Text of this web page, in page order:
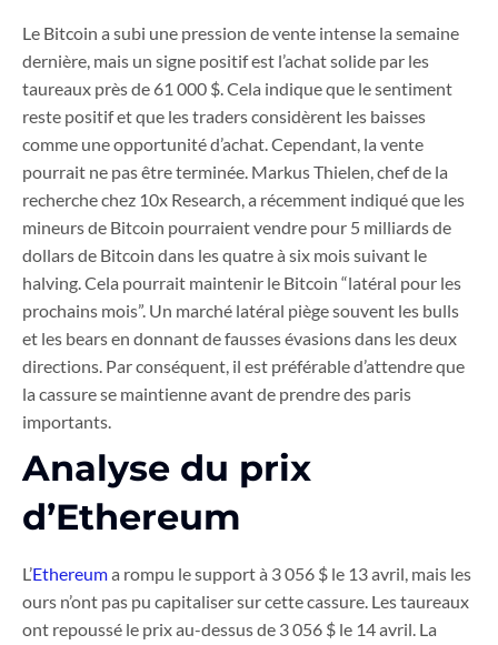
Le Bitcoin a subi une pression de vente intense la semaine
dernière, mais un signe positif est l’achat solide par les
taureaux près de 61 000 $. Cela indique que le sentiment
reste positif et que les traders considèrent les baisses
comme une opportunité d’achat. Cependant, la vente
pourrait ne pas être terminée. Markus Thielen, chef de la
recherche chez 10x Research, a récemment indiqué que les
mineurs de Bitcoin pourraient vendre pour 5 milliards de
dollars de Bitcoin dans les quatre à six mois suivant le
halving. Cela pourrait maintenir le Bitcoin “latéral pour les
prochains mois”. Un marché latéral piège souvent les bulls
et les bears en donnant de fausses évasions dans les deux
directions. Par conséquent, il est préférable d’attendre que
la cassure se maintienne avant de prendre des paris
importants.
Analyse du prix
d’Ethereum
L’Ethereuma rompu le support à 3 056 $ le 13 avril, mais les
ours n’ont pas pu capitaliser sur cette cassure. Les taureaux
ont repoussé le prix au-dessus de 3 056 $ le 14 avril. La